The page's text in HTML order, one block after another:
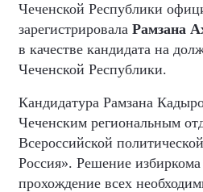
Чеченской Республики
зарегистрировала Рамзана
в качестве кандидата на
Чеченской Республики.
Кандидатура Рамзана
Чеченским региональным
Всероссийской
Россия». Решение
прохождение всех